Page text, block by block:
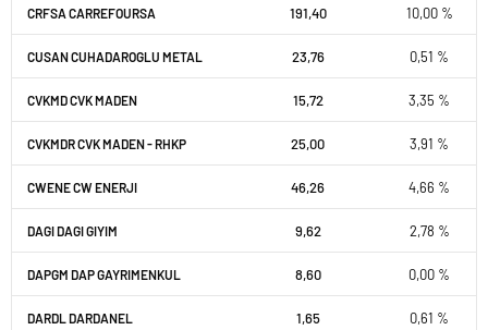
CRFSA CARREFOURSA 191,40 10,00 %
CUSAN CUHADAROGLU METAL 23,76 0,51 %
CVKMD CVK MADEN 15,72 3,35 %
CVKMDR CVK MADEN - RHKP 25,00 3,91 %
CWENE CW ENERJI 46,26 4,66 %
DAGI DAGI GIYIM 9,62 2,78 %
DAPGM DAP GAYRIMENKUL 8,60 0,00 %
DARDL DARDANEL 1,65 0,61 %